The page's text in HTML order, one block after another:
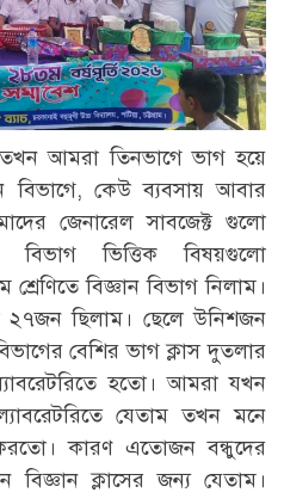
আমরা তিনভাগে ভাগ হয়ে
বিভাগে, কেউ ব্যবসায় আবার
জেনারেল সাবজেক্ট গুলো
ভিত্তিক বিষয়গুলো
বিজ্ঞান বিভাগ নিলাম।
২৭জন ছিলাম। ছেলে উনিশজন
বেশির ভাগ ক্লাস দুতলার
হতো। আমরা যখন
যেতাম তখন মনে
কারণ এতোজন বন্ধুদের
ক্লাসের জন্য যেতাম।